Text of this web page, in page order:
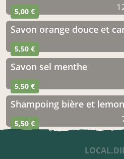
5,00 €
savon orange douce et
5,50 €
savon sel menthe
5,50 €
shampoing bière et
5,50 €